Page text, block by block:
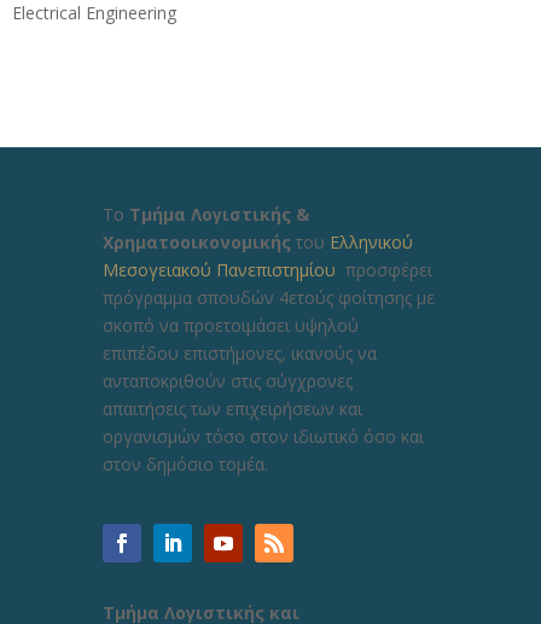
Electrical Engineering
Το Τμήμα Λογιστικής &
Χρηματοοικονομικής του Ελληνικού
Μεσογειακού Πανεπιστημίου προσφέρει
πρόγραμμα σπουδών 4ετούς φοίτησης με
σκοπό να προετοιμάσει υψηλού
επιπέδου επιστήμονες, ικανούς να
ανταποκριθούν στις σύγχρονες
απαιτήσεις των επιχειρήσεων και
οργανισμών τόσο στον ιδιωτικό όσο και
στον δημόσιο τομέα.
Τμήμα Λογιστικής και